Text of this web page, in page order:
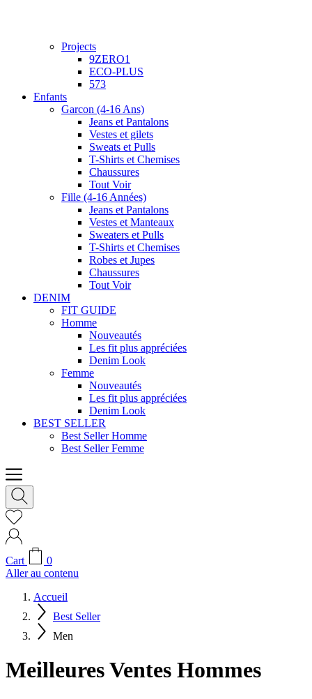
Projects
9ZERO1
ECO-PLUS
573
Enfants
Garcon (4-16 Ans)
Jeans et Pantalons
Vestes et gilets
Sweats et Pulls
T-Shirts et Chemises
Chaussures
Tout Voir
Fille (4-16 Années)
Jeans et Pantalons
Vestes et Manteaux
Sweaters et Pulls
T-Shirts et Chemises
Robes et Jupes
Chaussures
Tout Voir
DENIM
FIT GUIDE
Homme
Nouveautés
Les fit plus appréciées
Denim Look
Femme
Nouveautés
Les fit plus appréciées
Denim Look
BEST SELLER
Best Seller Homme
Best Seller Femme
Cart
0
Aller au contenu
Accueil
Best Seller
Men
Meilleures Ventes Hommes